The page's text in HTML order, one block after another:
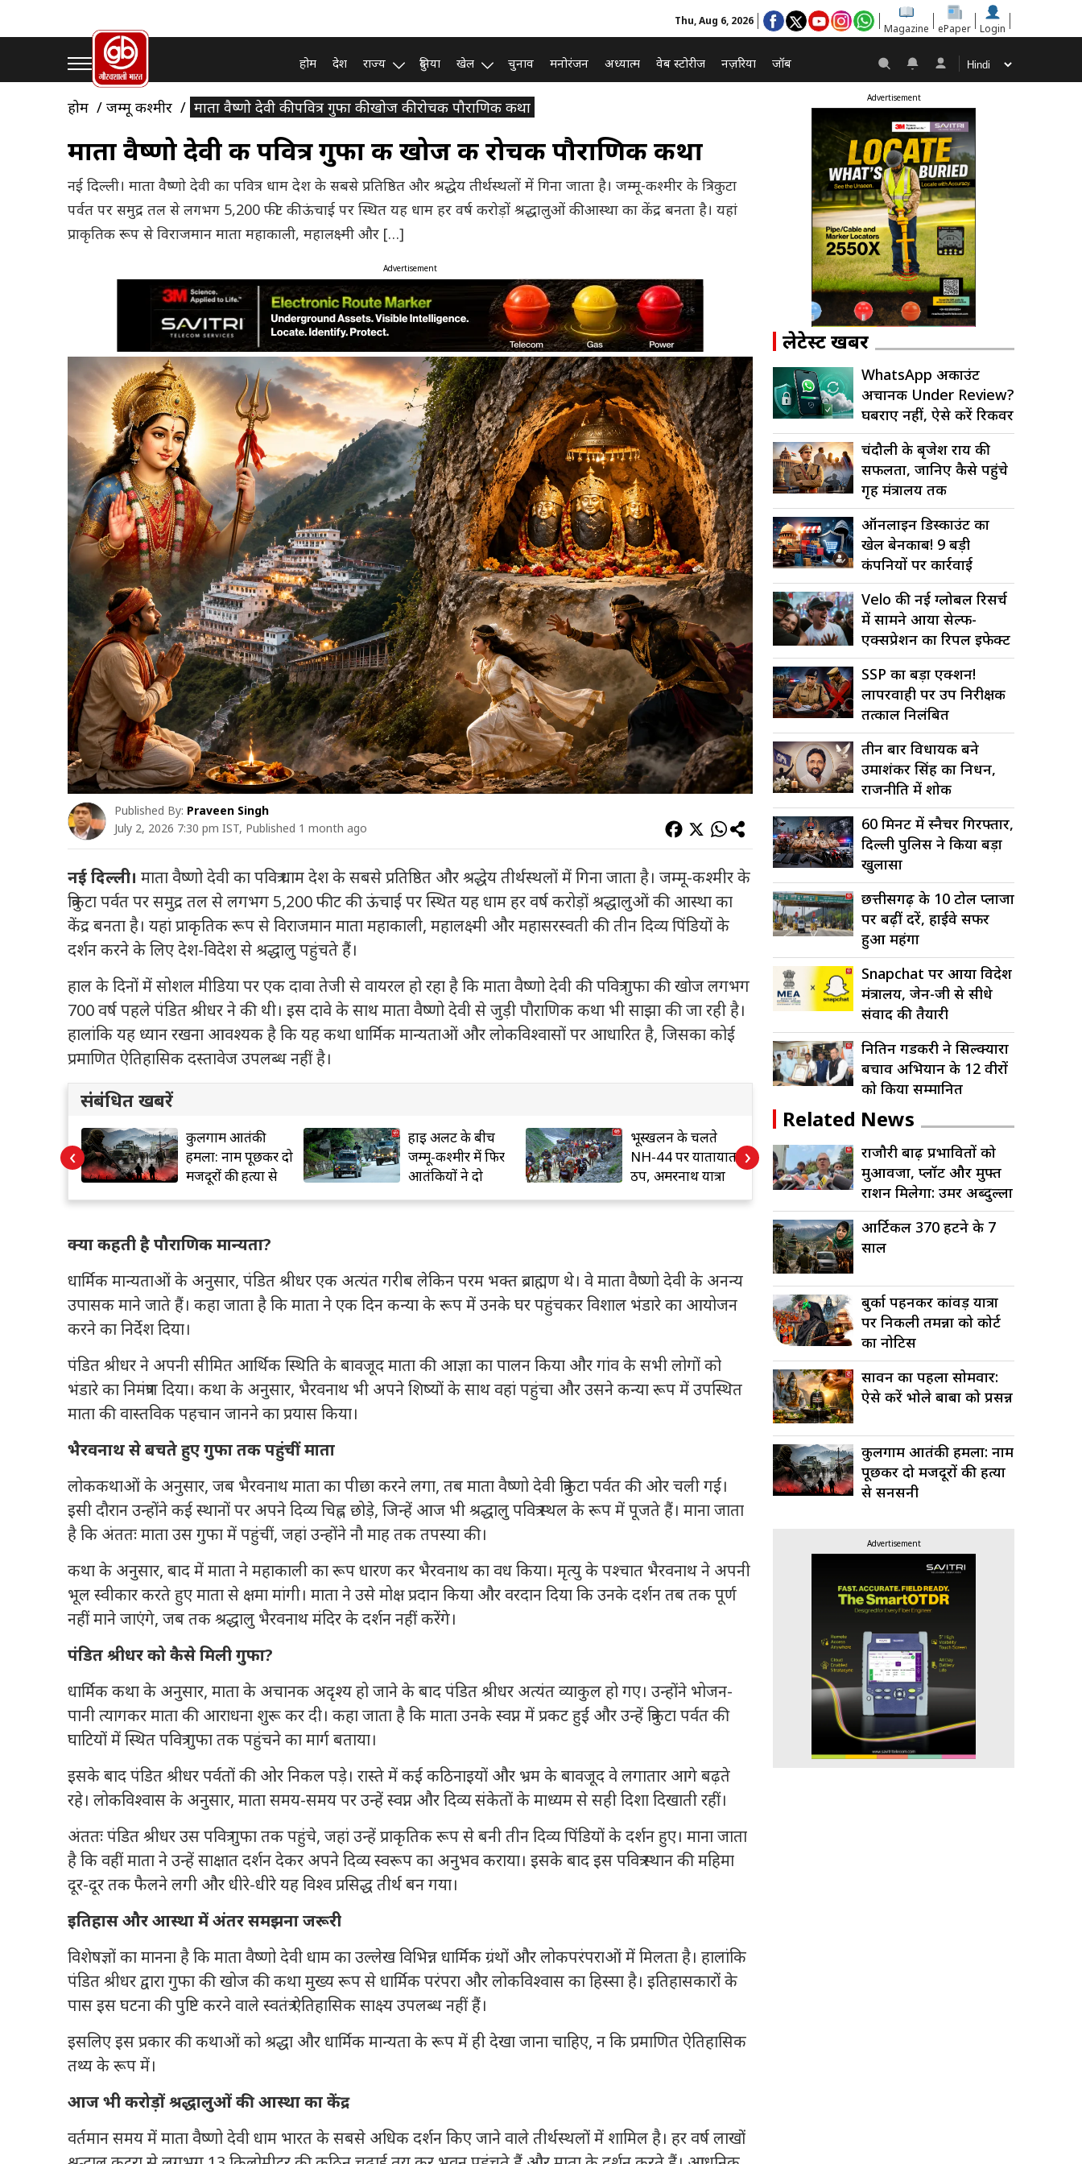
Thu, Aug 6, 2026
Magazine ePaper Login
होम देश राज्य दुनिया खेल चुनाव मनोरंजन अध्यात्म वेब स्टोरीज नज़रिया जॉब
होम जम्मू कश्मीर माता वैष्णो देवी की पवित्र गुफा की खोज की रोचक पौराणिक कथा
माता वैष्णो देवी की पवित्र गुफा की खोज की रोचक पौराणिक कथा
नई दिल्ली। माता वैष्णो देवी का पवित्र धाम देश के सबसे प्रतिष्ठित और श्रद्धेय तीर्थस्थलों में गिना जाता है। जम्मू-कश्मीर के त्रिकुटा
पर्वत पर समुद्र तल से लगभग 5,200 फीट की ऊंचाई पर स्थित यह धाम हर वर्ष करोड़ों श्रद्धालुओं की आस्था का केंद्र बनता है। यहां
प्राकृतिक रूप से विराजमान माता महाकाली, महालक्ष्मी और […]
Advertisement
Published By: Praveen Singh
July 2, 2026 7:30 pm IST, Published 1 month ago
नई दिल्ली। माता वैष्णो देवी का पवित्र धाम देश के सबसे प्रतिष्ठित और श्रद्धेय तीर्थस्थलों में गिना जाता है। जम्मू-कश्मीर के
त्रिकुटा पर्वत पर समुद्र तल से लगभग 5,200 फीट की ऊंचाई पर स्थित यह धाम हर वर्ष करोड़ों श्रद्धालुओं की आस्था का
केंद्र बनता है। यहां प्राकृतिक रूप से विराजमान माता महाकाली, महालक्ष्मी और महासरस्वती की तीन दिव्य पिंडियों के
दर्शन करने के लिए देश-विदेश से श्रद्धालु पहुंचते हैं।
हाल के दिनों में सोशल मीडिया पर एक दावा तेजी से वायरल हो रहा है कि माता वैष्णो देवी की पवित्र गुफा की खोज लगभग
700 वर्ष पहले पंडित श्रीधर ने की थी। इस दावे के साथ माता वैष्णो देवी से जुड़ी पौराणिक कथा भी साझा की जा रही है।
हालांकि यह ध्यान रखना आवश्यक है कि यह कथा धार्मिक मान्यताओं और लोकविश्वासों पर आधारित है, जिसका कोई
प्रमाणित ऐतिहासिक दस्तावेज उपलब्ध नहीं है।
संबंधित खबरें
कुलगाम आतंकी
हमला: नाम पूछकर दो
मजदूरों की हत्या से
सनसनी
हाई अलर्ट के बीच
जम्मू-कश्मीर में फिर
आतंकियों ने दो
मजदूरों की हत्या
भूस्खलन के चलते
NH-44 पर यातायात
ठप, अमरनाथ यात्रा
चौथे दिन भी स्थगित
का बड़ा फैसला:
सरकारी फंड जारी
करने की तय हुई
समय-सीमा
‹ ›
क्या कहती है पौराणिक मान्यता?
धार्मिक मान्यताओं के अनुसार, पंडित श्रीधर एक अत्यंत गरीब लेकिन परम भक्त ब्राह्मण थे। वे माता वैष्णो देवी के अनन्य
उपासक माने जाते हैं। कहा जाता है कि माता ने एक दिन कन्या के रूप में उनके घर पहुंचकर विशाल भंडारे का आयोजन
करने का निर्देश दिया।
पंडित श्रीधर ने अपनी सीमित आर्थिक स्थिति के बावजूद माता की आज्ञा का पालन किया और गांव के सभी लोगों को
भंडारे का निमंत्रण दिया। कथा के अनुसार, भैरवनाथ भी अपने शिष्यों के साथ वहां पहुंचा और उसने कन्या रूप में उपस्थित
माता की वास्तविक पहचान जानने का प्रयास किया।
भैरवनाथ से बचते हुए गुफा तक पहुंचीं माता
लोककथाओं के अनुसार, जब भैरवनाथ माता का पीछा करने लगा, तब माता वैष्णो देवी त्रिकुटा पर्वत की ओर चली गईं।
इसी दौरान उन्होंने कई स्थानों पर अपने दिव्य चिह्न छोड़े, जिन्हें आज भी श्रद्धालु पवित्र स्थल के रूप में पूजते हैं। माना जाता
है कि अंततः माता उस गुफा में पहुंचीं, जहां उन्होंने नौ माह तक तपस्या की।
कथा के अनुसार, बाद में माता ने महाकाली का रूप धारण कर भैरवनाथ का वध किया। मृत्यु के पश्चात भैरवनाथ ने अपनी
भूल स्वीकार करते हुए माता से क्षमा मांगी। माता ने उसे मोक्ष प्रदान किया और वरदान दिया कि उनके दर्शन तब तक पूर्ण
नहीं माने जाएंगे, जब तक श्रद्धालु भैरवनाथ मंदिर के दर्शन नहीं करेंगे।
पंडित श्रीधर को कैसे मिली गुफा?
धार्मिक कथा के अनुसार, माता के अचानक अदृश्य हो जाने के बाद पंडित श्रीधर अत्यंत व्याकुल हो गए। उन्होंने भोजन-
पानी त्यागकर माता की आराधना शुरू कर दी। कहा जाता है कि माता उनके स्वप्न में प्रकट हुईं और उन्हें त्रिकुटा पर्वत की
घाटियों में स्थित पवित्र गुफा तक पहुंचने का मार्ग बताया।
इसके बाद पंडित श्रीधर पर्वतों की ओर निकल पड़े। रास्ते में कई कठिनाइयों और भ्रम के बावजूद वे लगातार आगे बढ़ते
रहे। लोकविश्वास के अनुसार, माता समय-समय पर उन्हें स्वप्न और दिव्य संकेतों के माध्यम से सही दिशा दिखाती रहीं।
अंततः पंडित श्रीधर उस पवित्र गुफा तक पहुंचे, जहां उन्हें प्राकृतिक रूप से बनी तीन दिव्य पिंडियों के दर्शन हुए। माना जाता
है कि वहीं माता ने उन्हें साक्षात दर्शन देकर अपने दिव्य स्वरूप का अनुभव कराया। इसके बाद इस पवित्र स्थान की महिमा
दूर-दूर तक फैलने लगी और धीरे-धीरे यह विश्व प्रसिद्ध तीर्थ बन गया।
इतिहास और आस्था में अंतर समझना जरूरी
विशेषज्ञों का मानना है कि माता वैष्णो देवी धाम का उल्लेख विभिन्न धार्मिक ग्रंथों और लोकपरंपराओं में मिलता है। हालांकि
पंडित श्रीधर द्वारा गुफा की खोज की कथा मुख्य रूप से धार्मिक परंपरा और लोकविश्वास का हिस्सा है। इतिहासकारों के
पास इस घटना की पुष्टि करने वाले स्वतंत्र ऐतिहासिक साक्ष्य उपलब्ध नहीं हैं।
इसलिए इस प्रकार की कथाओं को श्रद्धा और धार्मिक मान्यता के रूप में ही देखा जाना चाहिए, न कि प्रमाणित ऐतिहासिक
तथ्य के रूप में।
आज भी करोड़ों श्रद्धालुओं की आस्था का केंद्र
वर्तमान समय में माता वैष्णो देवी धाम भारत के सबसे अधिक दर्शन किए जाने वाले तीर्थस्थलों में शामिल है। हर वर्ष लाखों
Advertisement
लेटेस्ट खबरें
WhatsApp अकाउंट
अचानक Under Review?
घबराएं नहीं, ऐसे करें रिकवर
चंदौली के बृजेश राय की
सफलता, जानिए कैसे पहुंचे
गृह मंत्रालय तक
ऑनलाइन डिस्काउंट का
खेल बेनकाब! 9 बड़ी
कंपनियों पर कार्रवाई
Velo की नई ग्लोबल रिसर्च
में सामने आया सेल्फ-
एक्सप्रेशन का रिपल इफेक्ट
SSP का बड़ा एक्शन!
लापरवाही पर उप निरीक्षक
तत्काल निलंबित
तीन बार विधायक बने
उमाशंकर सिंह का निधन,
राजनीति में शोक
60 मिनट में स्नैचर गिरफ्तार,
दिल्ली पुलिस ने किया बड़ा
खुलासा
छत्तीसगढ़ के 10 टोल प्लाजा
पर बढ़ीं दरें, हाईवे सफर
हुआ महंगा
Snapchat पर आया विदेश
मंत्रालय, जेन-जी से सीधे
संवाद की तैयारी
नितिन गडकरी ने सिल्क्यारा
बचाव अभियान के 12 वीरों
को किया सम्मानित
Related News
राजौरी बाढ़ प्रभावितों को
मुआवजा, प्लॉट और मुफ्त
राशन मिलेगा: उमर अब्दुल्ला
आर्टिकल 370 हटने के 7
साल
बुर्का पहनकर कांवड़ यात्रा
पर निकली तमन्ना को कोर्ट
का नोटिस
सावन का पहला सोमवार:
ऐसे करें भोले बाबा को प्रसन्न
कुलगाम आतंकी हमला: नाम
पूछकर दो मजदूरों की हत्या
से सनसनी
Advertisement